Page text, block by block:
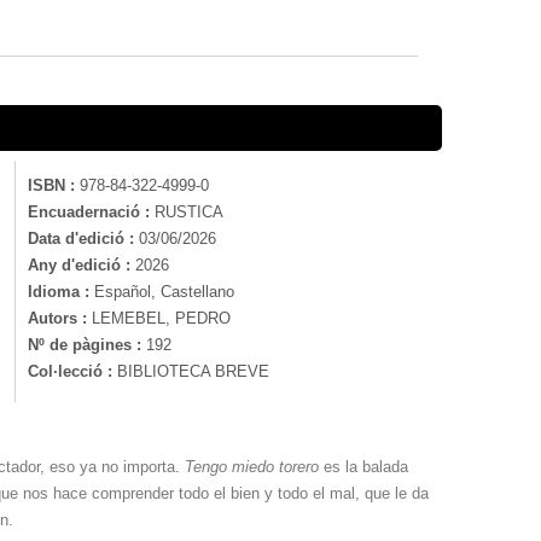
ISBN : 978-84-322-4999-0
Encuadernació : RUSTICA
Data d'edició : 03/06/2026
Any d'edició : 2026
Idioma : Español, Castellano
Autors : LEMEBEL, PEDRO
Nº de pàgines : 192
Col·lecció : BIBLIOTECA BREVE
eso ya no importa. Tengo miedo torero es la balada
nos hace comprender todo el bien y todo el mal, que le da